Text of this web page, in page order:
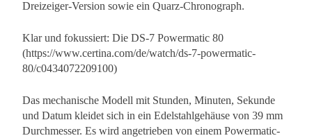
Dreizeiger-Version sowie ein Quarz-Chronograph.
Klar und fokussiert: Die DS-7 Powermatic 80
(https://www.certina.com/de/watch/ds-7-powermatic-
80/c0434072209100)
Das mechanische Modell mit Stunden, Minuten, Sekunde
und Datum kleidet sich in ein Edelstahlgehäuse von 39 mm
Durchmesser. Es wird angetrieben von einem Powermatic-